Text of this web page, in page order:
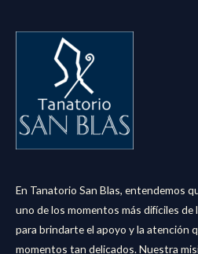
En Tanatorio San Blas, entendemos
uno de los momentos más difíciles de
para brindarte el apoyo y la atención
momentos tan delicados. Nuestra